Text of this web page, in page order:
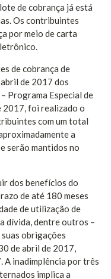
de cobrança já está
Os contribuintes
por meio de carta
de cobrança de
de 2017 dos
Programa Especial de
2017, foi realizado o
com um total
a
serão mantidos no
dos benefícios do
de até 180 meses
de utilização de
dívida, dentre outros –
suas obrigações
de abril de 2017,
inadimplência por três
implica a